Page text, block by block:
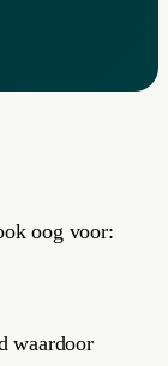
oog voor:
waardoor